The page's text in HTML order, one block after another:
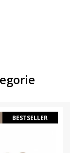
BESTSELLER